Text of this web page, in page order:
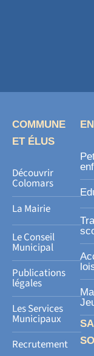
COMMUNE
ET ÉLUS
Découvrir
Colomars
La Mairie
Le Conseil
Municipal
Publications
légales
Les Services
Municipaux
Recrutement